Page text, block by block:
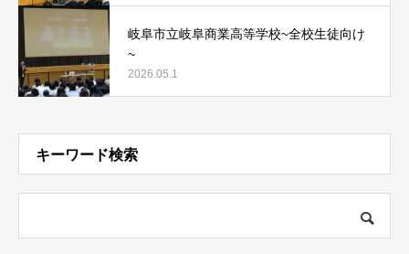
岐阜市立岐阜商業高等学校~全校生徒向け
~
2026.05.1
キーワード検索